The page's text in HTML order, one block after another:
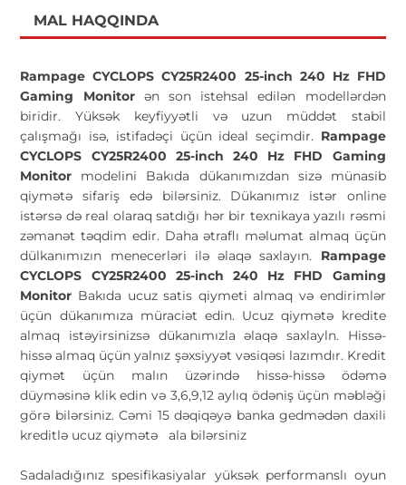
MAL HAQQINDA
Rampage CYCLOPS CY25R2400 25-inch 240 Hz FHD
Gaming Monitor ən son istehsal edilən modellərdən
biridir. Yüksək keyfiyyətli və uzun müddət stabil
çalışmağı isə, istifadəçi üçün ideal seçimdir. Rampage
CYCLOPS CY25R2400 25-inch 240 Hz FHD Gaming
Monitor modelini Bakıda dükanımızdan sizə münasib
qiymətə sifariş edə bilərsiniz. Dükanımız istər online
istərsə də real olaraq satdığı hər bir texnikaya yazılı rəsmi
zəmanət təqdim edir. Daha ətraflı məlumat almaq üçün
dülkanımızın menecerləri ilə əlaqə saxlayın. Rampage
CYCLOPS CY25R2400 25-inch 240 Hz FHD Gaming
Monitor Bakıda ucuz satis qiymeti almaq və endirimlər
üçün dükanımıza müraciət edin. Ucuz qiymətə kredite
almaq istəyirsinizsə dükanımızla əlaqə saxlayln. Hissə-
hissə almaq üçün yalnız şəxsiyyət vəsiqəsi lazımdır. Kredit
qiymət üçün malın üzərində hissə-hissə ödəmə
düyməsinə klik edin və 3,6,9,12 aylıq ödəniş üçün məbləği
görə bilərsiniz. Cəmi 15 dəqiqəyə banka gedmədən daxili
kreditlə ucuz qiymətə
ala bilərsiniz
Sadaladığınız spesifikasiyalar yüksək performanslı oyun